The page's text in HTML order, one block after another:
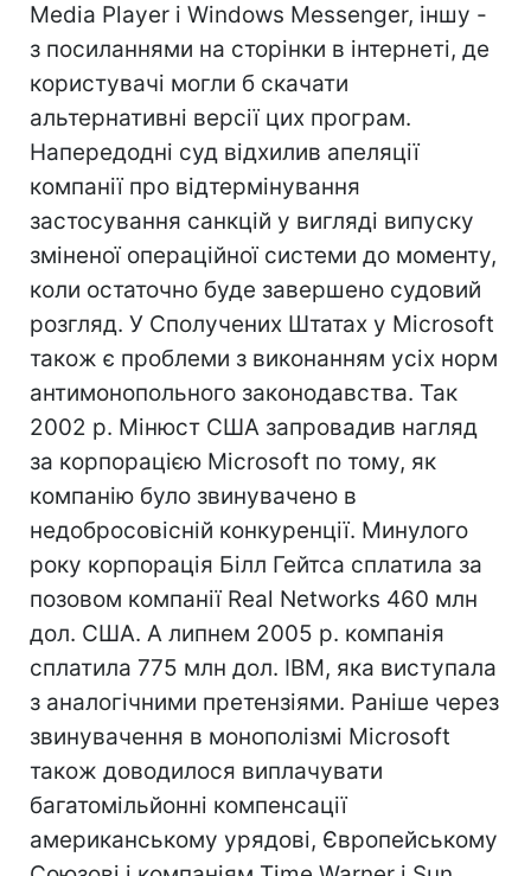
Media Player і Windows Messenger, іншу -
з посиланнями на сторінки в інтернеті, де
користувачі могли б скачати
альтернативні версії цих програм.
Напередодні суд відхилив апеляції
компанії про відтермінування
застосування санкцій у вигляді випуску
зміненої операційної системи до моменту,
коли остаточно буде завершено судовий
розгляд. У Сполучених Штатах у Microsoft
також є проблеми з виконанням усіх норм
антимонопольного законодавства. Так
2002 р. Мінюст США запровадив нагляд
за корпорацією Microsoft по тому, як
компанію було звинувачено в
недобросовісній конкуренції. Минулого
року корпорація Білл Гейтса сплатила за
позовом компанії Real Networks 460 млн
дол. США. А липнем 2005 р. компанія
сплатила 775 млн дол. IBM, яка виступала
з аналогічними претензіями. Раніше через
звинувачення в монополізмі Microsoft
також доводилося виплачувати
багатомільйонні компенсації
американському урядові, Європейському